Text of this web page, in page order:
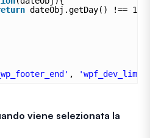
dateObj.getDay() !== 1;
,
viene selezionata la